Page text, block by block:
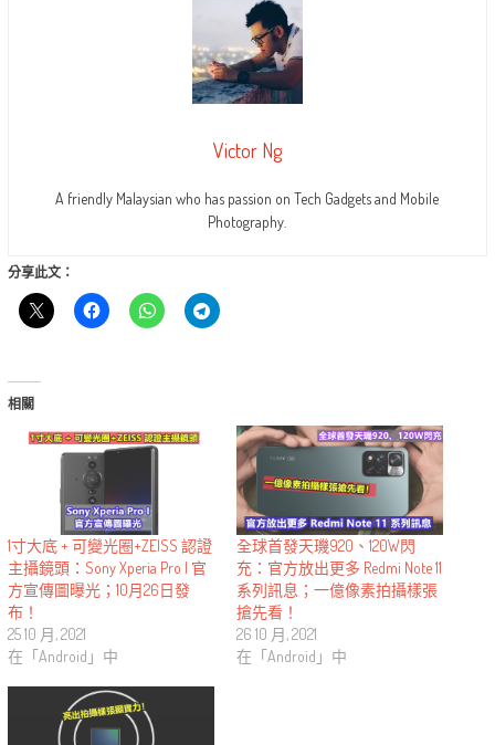
Victor Ng
A friendly Malaysian who has passion on Tech Gadgets and Mobile
Photography.
分享此文：
相關
1寸大底 + 可變光圈+ZEISS 認證
主攝鏡頭：Sony Xperia Pro I 官
方宣傳圖曝光；10月26日發
布！
25 10 月, 2021
在「Android」中
全球首發天璣920、120W閃
充：官方放出更多 Redmi Note 11
系列訊息；一億像素拍攝樣張
搶先看！
26 10 月, 2021
在「Android」中